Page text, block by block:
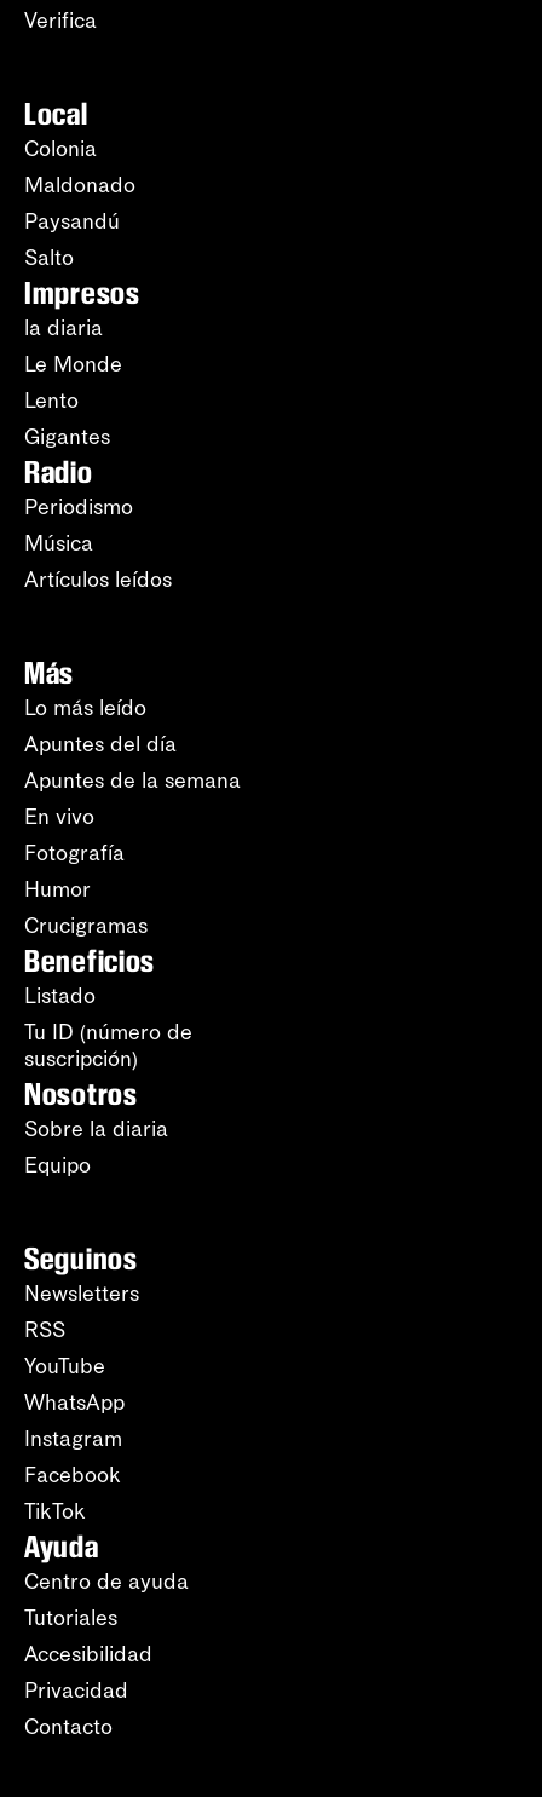
Verifica
Local
Colonia
Maldonado
Paysandú
Salto
Impresos
la diaria
Le Monde
Lento
Gigantes
Radio
Periodismo
Música
Artículos leídos
Más
Lo más leído
Apuntes del día
Apuntes de la semana
En vivo
Fotografía
Humor
Crucigramas
Beneficios
Listado
Tu ID (número de
suscripción)
Nosotros
Sobre la diaria
Equipo
Seguinos
Newsletters
RSS
YouTube
WhatsApp
Instagram
Facebook
TikTok
Ayuda
Centro de ayuda
Tutoriales
Accesibilidad
Privacidad
Contacto